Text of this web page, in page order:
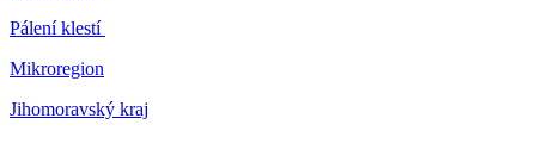
Pálení klestí
Mikroregion
Jihomoravský kraj